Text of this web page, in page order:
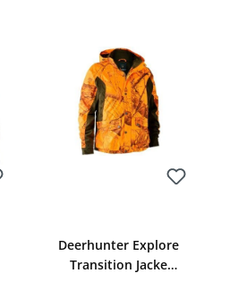
Deerhunter Explore
Transition Jacke